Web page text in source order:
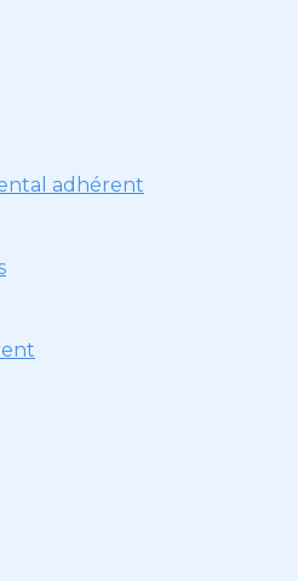
adhérent